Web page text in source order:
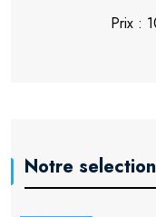
Notre selection